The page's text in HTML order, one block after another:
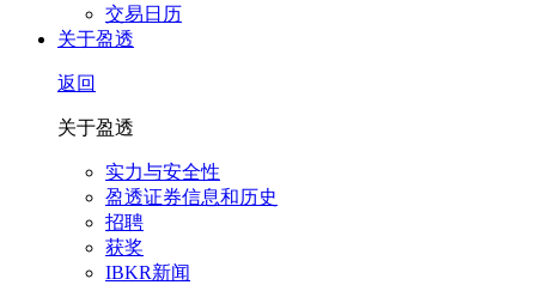
交易日历
关于盈透
返回
关于盈透
实力与安全性
盈透证券信息和历史
招聘
获奖
IBKR新闻